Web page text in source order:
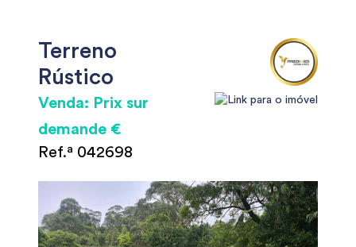
Terreno
Rústico
Venda: Prix sur
demande €
Ref.ª 042698